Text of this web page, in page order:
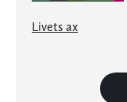
Livets ax